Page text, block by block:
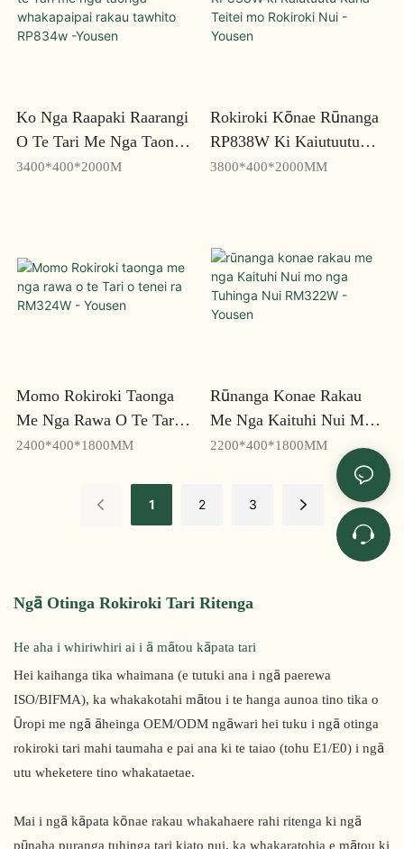
Ko Nga Raapaki Raarangi
O Te Tari Me Nga Taonga
Whakapaipai Rakau
3400*400*2000M
Rokiroki Kōnae Rūnanga
RP838W Ki Kaiutuutu
Kaha-Teitei Mo Rokiroki
3800*400*2000MM
Momo Rokiroki Taonga
Me Nga Rawa O Te Tari
O Tenei Ra RM324W -
2400*400*1800MM
Rūnanga Konae Rakau
Me Nga Kaituhi Nui Mo
Nga Tuhinga Nui
RM322W - Yousen
2200*400*1800MM
1 2 3
Ngā Otinga Rokiroki Tari Ritenga
He aha i whiriwhiri ai i ā mātou kāpata tari
Hei kaihanga tika whaimana (e tutuki ana i ngā paerewa
ISO/BIFMA), ka whakakotahi mātou i te hanga aunoa tino tika o
Ūropi me ngā āheinga OEM/ODM ngāwari hei tuku i ngā otinga
rokiroki tari mahi taumaha e pai ana ki te taiao (tohu E1/E0) i ngā
utu wheketere tino whakataetae.
Mai i ngā kāpata kōnae rakau whakahaere rahi ritenga ki ngā
pūnaha puranga tuhinga tari kiato nui, ka whakaratohia e mātou ki